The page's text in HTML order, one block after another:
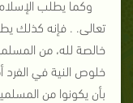
وكما يطلب
تعالى. . فإنه كذلك
خالصة لله، من
خلوص النية في
بأن يكونوا من